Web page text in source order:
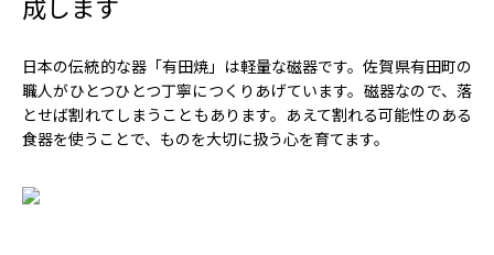
日本の伝統的な器「有田焼」は軽量な磁器です。佐賀県有田町の
職人がひとつひとつ丁寧につくりあげています。磁器なので、落
とせば割れてしまうこともあります。あえて割れる可能性のある
食器を使うことで、ものを大切に扱う心を育てます。